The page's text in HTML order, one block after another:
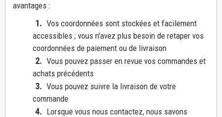
avantages :
1. Vos coordonnées sont stockées et facilement
accessibles ; vous n'avez plus besoin de retaper vos
coordonnées de paiement ou de livraison
2. Vous pouvez passer en revue vos commandes et
achats précédents
3. Vous pouvez suivre la livraison de votre
commande
4. Lorsque vous nous contactez, nous savons